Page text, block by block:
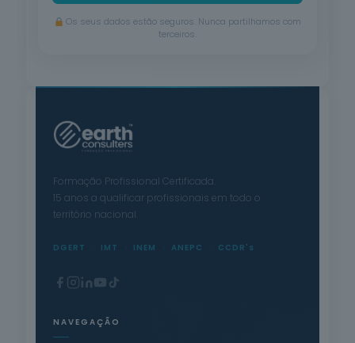
Os seus dados estão seguros. Nunca partilhamos com
terceiros.
Formação Profissional Certificada.
15 anos a qualificar profissionais em todo o
território nacional.
DGERT IMT INEM ANEPC CCDR's
NAVEGAÇÃO